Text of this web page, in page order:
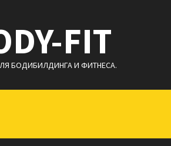
FIT
БОДИБИЛДИНГА И ФИТНЕСА.